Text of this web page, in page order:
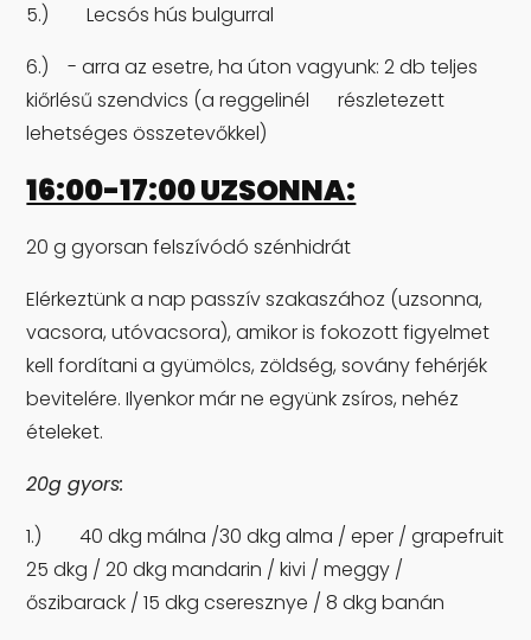
5.) Lecsós hús bulgurral
6.) - arra az esetre, ha úton vagyunk: 2 db teljes
kiőrlésű szendvics (a reggelinél részletezett
lehetséges összetevőkkel)
16:00-17:00 UZSONNA:
20 g gyorsan felszívódó szénhidrát
Elérkeztünk a nap passzív szakaszához (uzsonna,
vacsora, utóvacsora), amikor is fokozott figyelmet
kell fordítani a gyümölcs, zöldség, sovány fehérjék
bevitelére. Ilyenkor már ne együnk zsíros, nehéz
ételeket.
20g gyors:
1.) 40 dkg málna /30 dkg alma / eper / grapefruit
25 dkg / 20 dkg mandarin / kivi / meggy /
őszibarack / 15 dkg cseresznye / 8 dkg banán